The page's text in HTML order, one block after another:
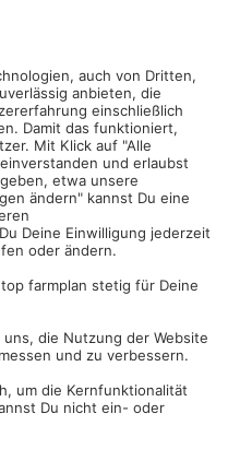
44 84
Laufenden!
hilfreiche Anleitungen!
kostenlos!